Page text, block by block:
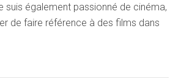
suis également passionné de cinéma,
de faire référence à des films dans